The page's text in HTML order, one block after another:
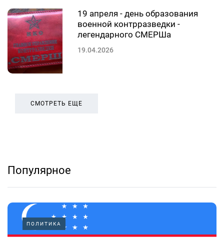
19 апреля - день образования
военной контрразведки -
легендарного СМЕРШа
19.04.2026
СМОТРЕТЬ ЕЩЕ
Популярное
ПОЛИТИКА